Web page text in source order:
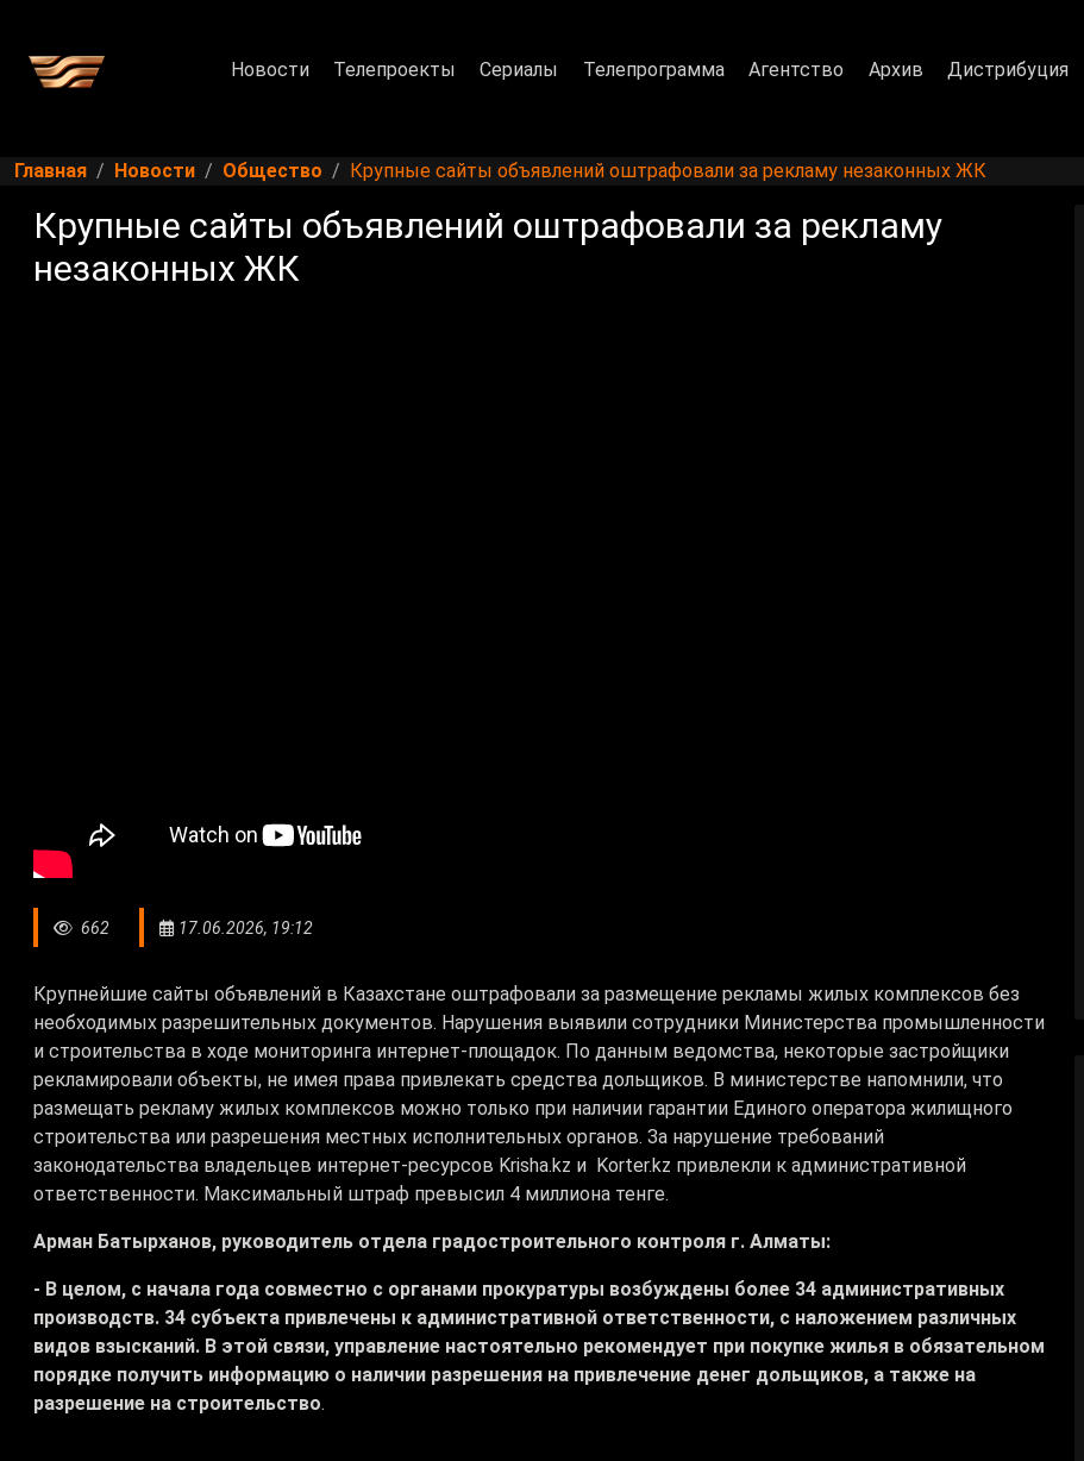
Новости Телепроекты Сериалы Телепрограмма Агентство Архив Дистрибуция
Главная Новости Общество Крупные сайты объявлений оштрафовали за рекламу незаконных ЖК
Крупные сайты объявлений оштрафовали за рекламу
незаконных ЖК
662 17.06.2026, 19:12
Крупнейшие сайты объявлений в Казахстане оштрафовали за размещение рекламы жилых комплексов без
необходимых разрешительных документов. Нарушения выявили сотрудники Министерства промышленности
и строительства в ходе мониторинга интернет-площадок. По данным ведомства, некоторые застройщики
рекламировали объекты, не имея права привлекать средства дольщиков. В министерстве напомнили, что
размещать рекламу жилых комплексов можно только при наличии гарантии Единого оператора жилищного
строительства или разрешения местных исполнительных органов. За нарушение требований
законодательства владельцев интернет-ресурсов Krisha.kz и Korter.kz привлекли к административной
ответственности. Максимальный штраф превысил 4 миллиона тенге.
Арман Батырханов, руководитель отдела градостроительного контроля г. Алматы:
- В целом, с начала года совместно с органами прокуратуры возбуждены более 34 административных
производств. 34 субъекта привлечены к административной ответственности, с наложением различных
видов взысканий. В этой связи, управление настоятельно рекомендует при покупке жилья в обязательном
порядке получить информацию о наличии разрешения на привлечение денег дольщиков, а также на
разрешение на строительство.